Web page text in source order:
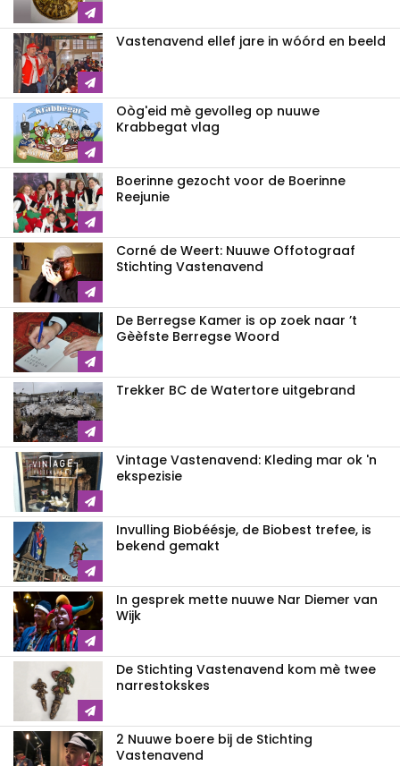
Vastenavend ellef jare in wóórd en beeld
Oòg'eid mè gevolleg op nuuwe
Krabbegat vlag
Boerinne gezocht voor de Boerinne
Reejunie
Corné de Weert: Nuuwe Offotograaf
Stichting Vastenavend
De Berregse Kamer is op zoek naar ’t
Gèèfste Berregse Woord
Trekker BC de Watertore uitgebrand
Vintage Vastenavend: Kleding mar ok 'n
ekspezisie
Invulling Biobéésje, de Biobest trefee, is
bekend gemakt
In gesprek mette nuuwe Nar Diemer van
Wijk
De Stichting Vastenavend kom mè twee
narrestokskes
2 Nuuwe boere bij de Stichting
Vastenavend